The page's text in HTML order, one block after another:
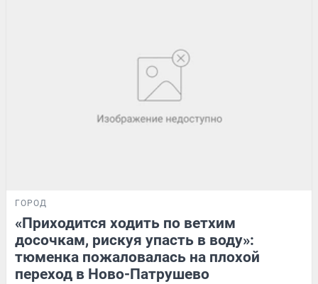
ГОРОД
«Приходится ходить по ветхим
досочкам, рискуя упасть в воду»:
тюменка пожаловалась на плохой
переход в Ново-Патрушево